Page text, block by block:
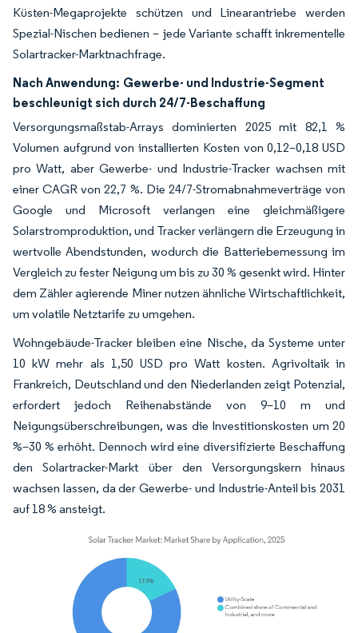
Küsten-Megaprojekte schützen und Linearantriebe werden
Spezial-Nischen bedienen – jede Variante schafft inkrementelle
Solartracker-Marktnachfrage.
Nach Anwendung: Gewerbe- und Industrie-Segment
beschleunigt sich durch 24/7-Beschaffung
Versorgungsmaßstab-Arrays dominierten 2025 mit 82,1 %
Volumen aufgrund von installierten Kosten von 0,12–0,18 USD
pro Watt, aber Gewerbe- und Industrie-Tracker wachsen mit
einer CAGR von 22,7 %. Die 24/7-Stromabnahmeverträge von
Google und Microsoft verlangen eine gleichmäßigere
Solarstromproduktion, und Tracker verlängern die Erzeugung in
wertvolle Abendstunden, wodurch die Batteriebemessung im
Vergleich zu fester Neigung um bis zu 30 % gesenkt wird. Hinter
dem Zähler agierende Miner nutzen ähnliche Wirtschaftlichkeit,
um volatile Netztarife zu umgehen.
Wohngebäude-Tracker bleiben eine Nische, da Systeme unter
10 kW mehr als 1,50 USD pro Watt kosten. Agrivoltaik in
Frankreich, Deutschland und den Niederlanden zeigt Potenzial,
erfordert jedoch Reihenabstände von 9–10 m und
Neigungsüberschreibungen, was die Investitionskosten um 20
%–30 % erhöht. Dennoch wird eine diversifizierte Beschaffung
den Solartracker-Markt über den Versorgungskern hinaus
wachsen lassen, da der Gewerbe- und Industrie-Anteil bis 2031
auf 18 % ansteigt.